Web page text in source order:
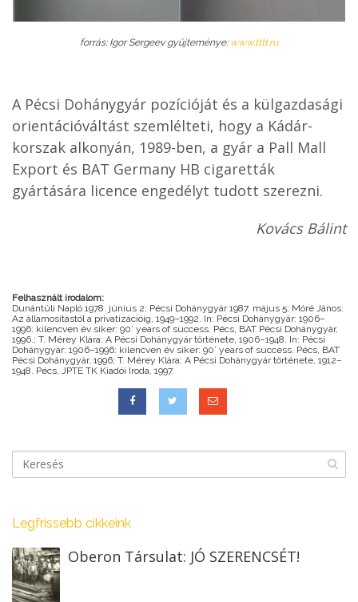
forrás: Igor Sergeev gyűjteménye: www.tttt.ru
A Pécsi Dohánygyár pozícióját és a külgazdasági
orientációváltást szemlélteti, hogy a Kádár-
korszak alkonyán, 1989-ben, a gyár a Pall Mall
Export és BAT Germany HB cigaretták
gyártására licence engedélyt tudott szerezni.
Kovács Bálint
Felhasznált irodalom:
Dunántúli Napló 1978. június 2; Pécsi Dohánygyár 1987. május 5; Móré János:
Az államosítástól a privatizációig, 1949–1992. In: Pécsi Dohánygyár: 1906–
1996: kilencven év siker: 90’ years of success. Pécs, BAT Pécsi Dohánygyár,
1996.; T. Mérey Klára: A Pécsi Dohánygyár története, 1906–1948. In: Pécsi
Dohánygyár: 1906–1996: kilencven év siker: 90’ years of success. Pécs, BAT
Pécsi Dohánygyár, 1996; T. Mérey Klára: A Pécsi Dohánygyár története, 1912–
1948. Pécs, JPTE TK Kiadói Iroda, 1997.
Legfrissebb cikkeink
Oberon Társulat: JÓ SZERENCSÉT!